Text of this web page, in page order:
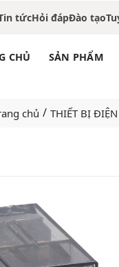
tứcHỏi đápĐào tạo
CHỦ SẢN PHẨM
chủ / THIẾT BỊ